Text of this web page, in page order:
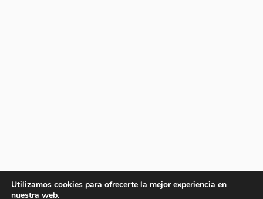
Utilizamos cookies para ofrecerte la mejor experiencia en
nuestra web.